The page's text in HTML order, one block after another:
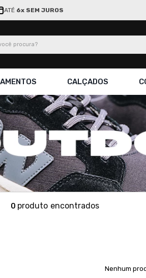
ATÉ 6x SEM JUROS
procura?
CALÇADOS
0 produto
Nenhum